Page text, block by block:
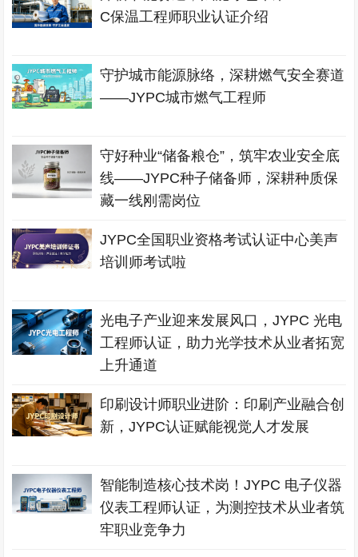
C保温工程师职业认证介绍
守护城市能源脉络，深耕燃气安全赛道
——JYPC城市燃气工程师
守好种业“储备粮仓”，筑牢农业安全底
线——JYPC种子储备师，深耕种质保
藏一线刚需岗位
JYPC全国职业资格考试认证中心美声
培训师考试啦
光电子产业迎来发展风口，JYPC 光电
工程师认证，助力光学技术从业者拓宽
上升通道
印刷设计师职业进阶：印刷产业融合创
新，JYPC认证赋能视觉人才发展
智能制造核心技术岗！JYPC 电子仪器
仪表工程师认证，为测控技术从业者筑
牢职业竞争力